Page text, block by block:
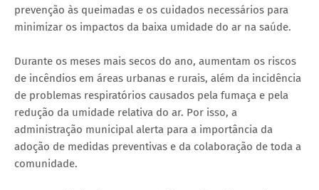
prevenção às queimadas e os cuidados necessários para
minimizar os impactos da baixa umidade do ar na saúde.
Durante os meses mais secos do ano, aumentam os riscos
de incêndios em áreas urbanas e rurais, além da incidência
de problemas respiratórios causados pela fumaça e pela
redução da umidade relativa do ar. Por isso, a
administração municipal alerta para a importância da
adoção de medidas preventivas e da colaboração de toda a
comunidade.